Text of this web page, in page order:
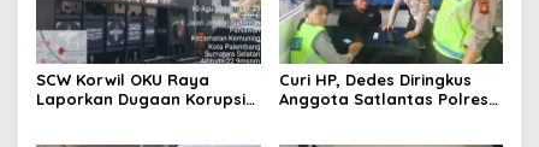
SCW Korwil OKU Raya
Laporkan Dugaan Korupsi
Curi HP, Dedes Diringkus
Anggota Satlantas Polres